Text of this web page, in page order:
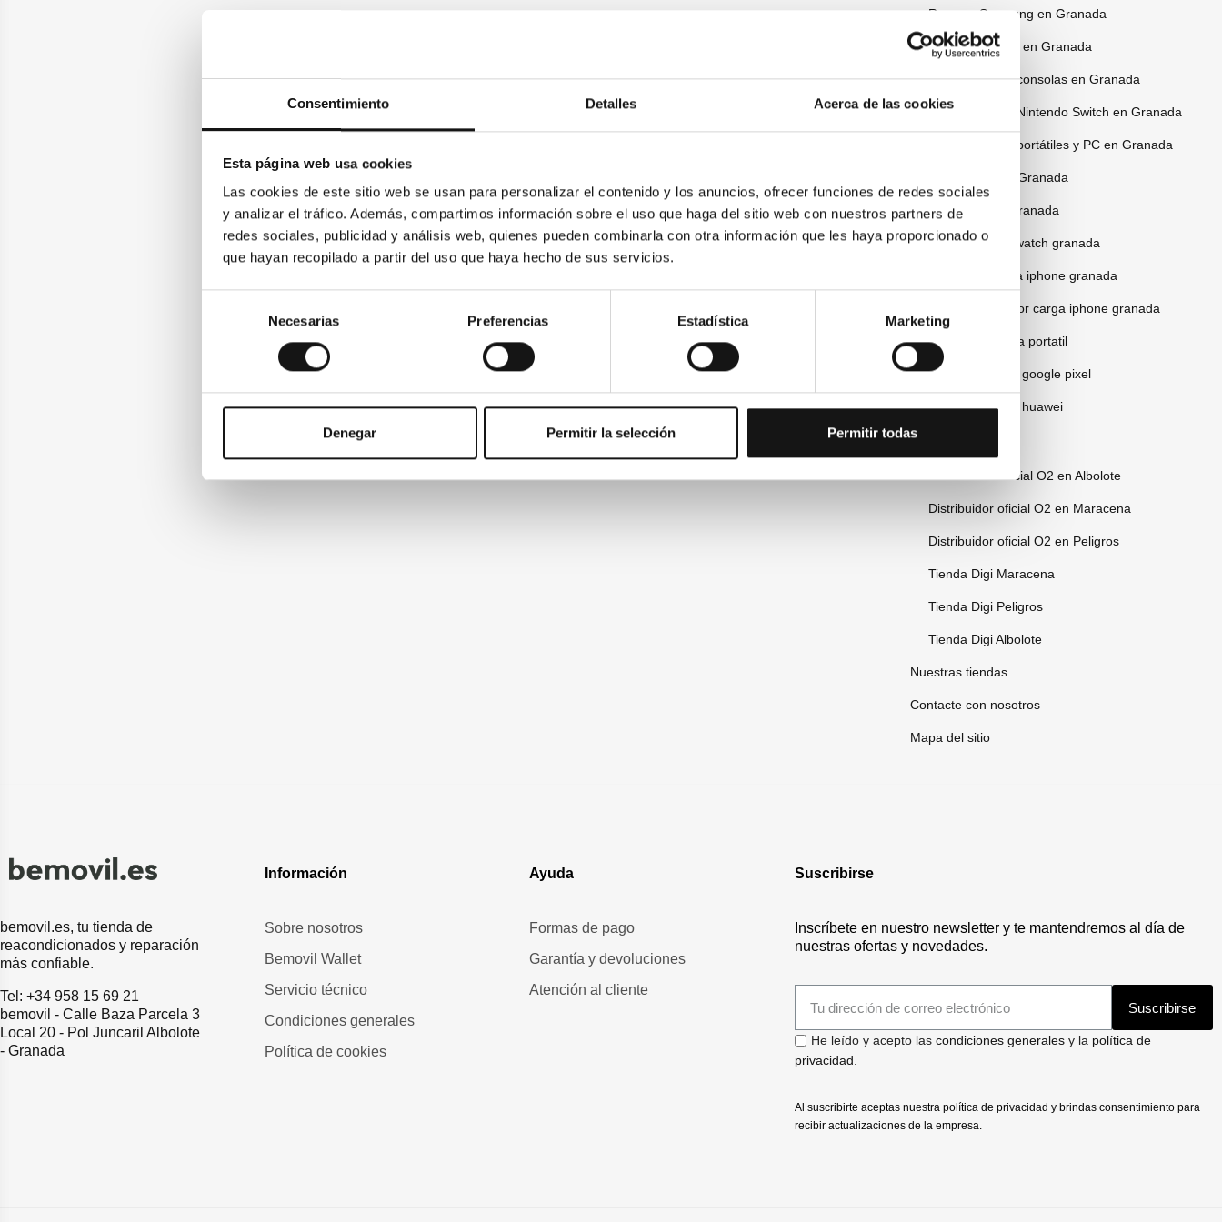
Consentimiento Detalles Acerca de las cookies
Esta página web usa cookies
Las cookies de este sitio web se usan para personalizar el contenido y los anuncios, ofrecer funciones de redes sociales
y analizar el tráfico. Además, compartimos información sobre el uso que haga del sitio web con nuestros partners de
redes sociales, publicidad y análisis web, quienes pueden combinarla con otra información que les haya proporcionado o
que hayan recopilado a partir del uso que haya hecho de sus servicios.
consentimiento
Necesarias Preferencias Estadística Marketing
Denegar Permitir la selección Permitir todas
Reparar Samsung en Granada
Reparar iPhone en Granada
Reparación de consolas en Granada
Reparación de Nintendo Switch en Granada
Reparación de portátiles y PC en Granada
Reparar Tablet Granada
Reparar iPad Granada
Reparar apple watch granada
Reparar camara iphone granada
Reparar conector carga iphone granada
Reparar pantalla portatil
Servicio técnico google pixel
Servicio tecnico huawei
Distribuidores
Distribuidor Oficial O2 en Albolote
Distribuidor oficial O2 en Maracena
Distribuidor oficial O2 en Peligros
Tienda Digi Maracena
Tienda Digi Peligros
Tienda Digi Albolote
Nuestras tiendas
Contacte con nosotros
Mapa del sitio
bemovil.es, tu tienda de
reacondicionados y reparación
más confiable.
Tel: +34 958 15 69 21
bemovil - Calle Baza Parcela 3
Local 20 - Pol Juncaril Albolote
- Granada
Información
Sobre nosotros
Bemovil Wallet
Servicio técnico
Condiciones generales
Política de cookies
Ayuda
Formas de pago
Garantía y devoluciones
Atención al cliente
Suscribirse
Inscríbete en nuestro newsletter y te mantendremos al día de
nuestras ofertas y novedades.
Suscribirse
He leído y acepto las condiciones generalesy la política de
privacidad
Al suscribirte aceptas nuestra política de privacidad y brindas consentimiento para
recibir actualizaciones de la empresa.